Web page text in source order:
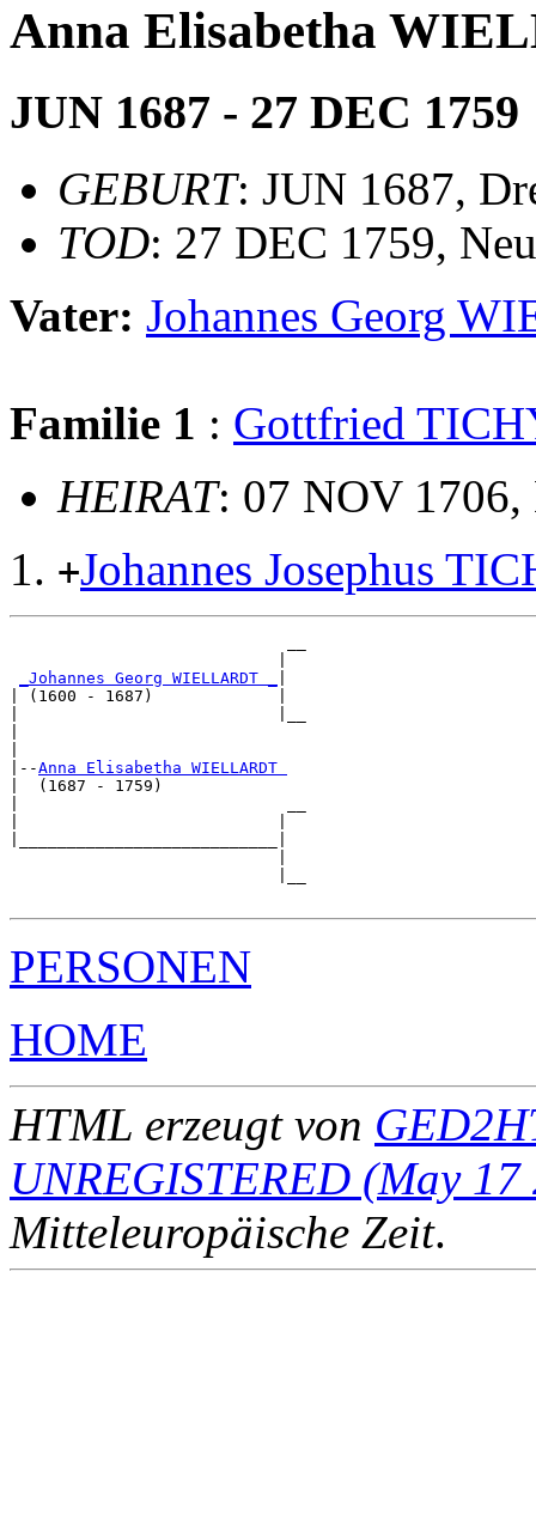
Anna Elisabetha
JUN 1687 - 27 DEC 1759
GEBURT: JUN 1687,
TOD: 27 DEC 1759,
Vater: Johannes Georg
Familie 1 : Gottfried
HEIRAT: 07 NOV 1706,
+Johannes Josephus
_Johannes Georg WIELLARDT _
| (1600 - 1687)             |
|--Anna Elisabetha WIELLARDT
|  (1687 - 1759)
PERSONEN
HOME
HTML erzeugt von
UNREGISTERED (May 17
Mitteleuropäische Zeit.